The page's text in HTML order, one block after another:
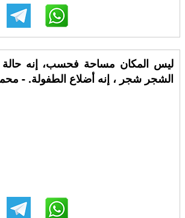
ليس المكان مساحة فحسب، إنه حالة
الشجر شجر ، إنه أضلاع الطفولة. -